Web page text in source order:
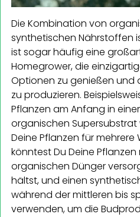
Die Kombination von
synthetischen Nährstoffen
ist sogar häufig eine
Homegrower, die
Optionen zu genießen und
zu produzieren.
Pflanzen am Anfang in
organischen
Deine Pflanzen für
könntest Du Deine
organischen Dünger
hältst, und einen
während der mittleren bis
verwenden, um die